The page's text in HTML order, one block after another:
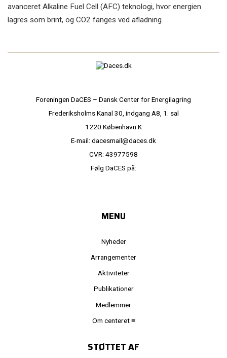
avanceret Alkaline Fuel Cell (AFC) teknologi, hvor energien
lagres som brint, og CO2 fanges ved afladning.
Foreningen DaCES – Dansk Center for Energilagring
Frederiksholms Kanal 30, indgang A8, 1. sal
1220 København K
E-mail: dacesmail@daces.dk
CVR: 43977598
Følg DaCES på:
MENU
Nyheder
Arrangementer
Aktiviteter
Publikationer
Medlemmer
Om centeret ≡
STØTTET AF